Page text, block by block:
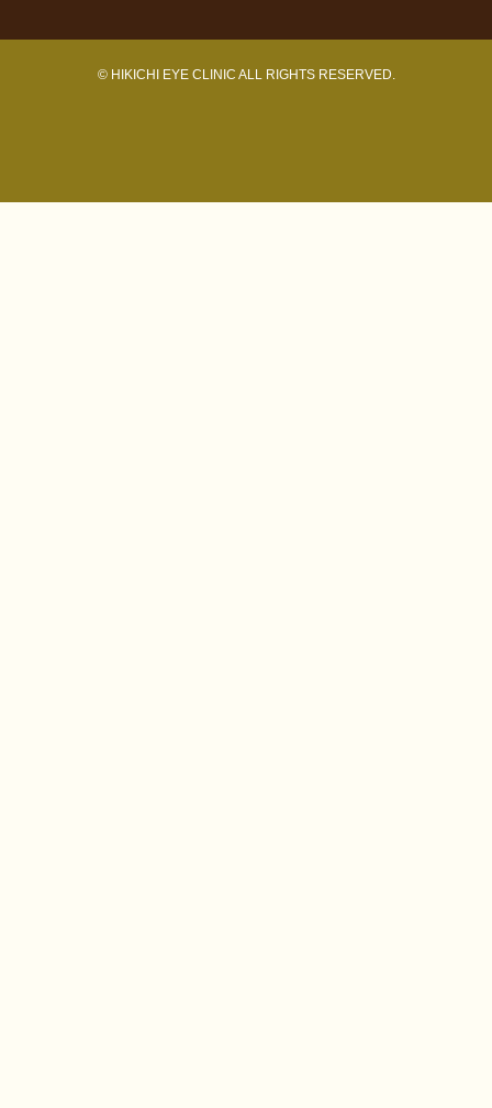
© HIKICHI EYE CLINIC ALL RIGHTS RESERVED.